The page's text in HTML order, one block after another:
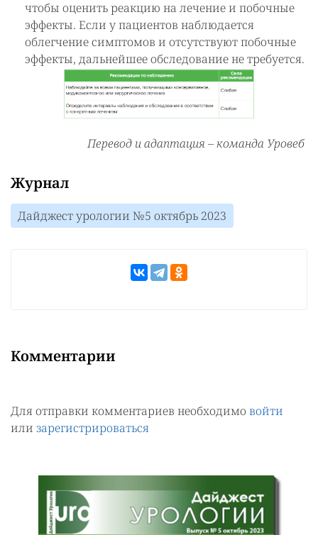
чтобы оценить реакцию на лечение и побочные
эффекты. Если у пациентов наблюдается
облегчение симптомов и отсутствуют побочные
эффекты, дальнейшее обследование не требуется.
Перевод и адаптация – команда Уровеб
Журнал
Дайджест урологии №5 октябрь 2023
Комментарии
Для отправки комментариев необходимо войти
или зарегистрироваться